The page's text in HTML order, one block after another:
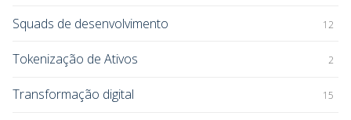
Squads de desenvolvimento 12
Tokenização de Ativos 2
Transformação digital 15